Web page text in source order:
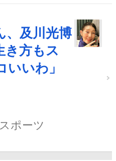
、及川光博
き方もス
いわ」
ポーツ